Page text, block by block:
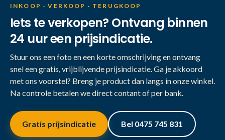
INKOOP · VERKOOP · TERUGKOOP
Iets te verkopen? Ontvang binnen
24 uur een prijsindicatie.
Stuur ons een foto en een korte omschrijving en ontvang
snel een gratis, vrijblijvende prijsindicatie. Ga je akkoord
met ons voorstel? Breng je product dan langs in onze winkel.
Na controle betalen we direct contant of per bank.
Gratis prijsindicatie Bel 0475 745 831